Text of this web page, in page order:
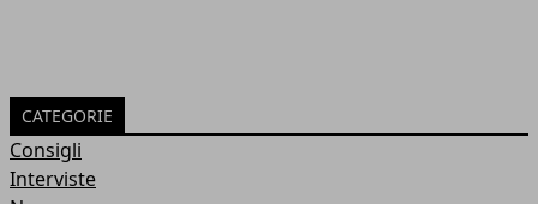
CATEGORIE
Consigli
Interviste